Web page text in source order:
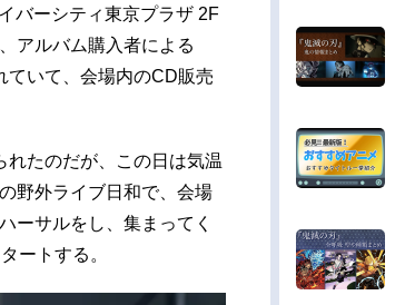
バーシティ東京プラザ 2F
アルバム購入者による
ていて、会場内のCD販売
れたのだが、この日は気温
野外ライブ日和で、会場
ーサルをし、集まってく
ートする。